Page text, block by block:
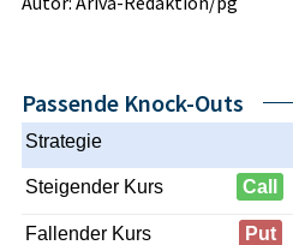
Passende Knock-Outs
Strategie
Steigender Kurs Call
Fallender Kurs Put